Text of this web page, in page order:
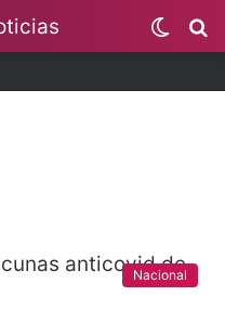
Switch
skin
Nacional